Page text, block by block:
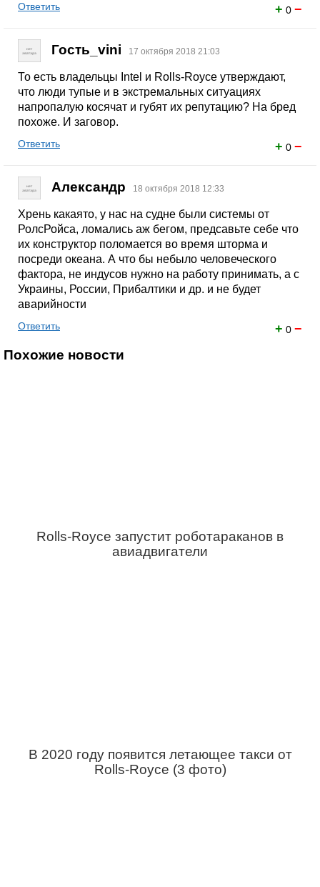
+ 0 −
Ответить
Гость_vini 17 октября 2018 21:03
То есть владельцы Intel и Rolls-Royce утверждают,
что люди тупые и в экстремальных ситуациях
напропалую косячат и губят их репутацию? На бред
похоже. И заговор.
+ 0 −
Ответить
Александр 18 октября 2018 12:33
Хрень какаято, у нас на судне были системы от
РолсРойса, ломались аж бегом, предсавьте себе что
их конструктор поломается во время шторма и
посреди океана. А что бы небыло человеческого
фактора, не индусов нужно на работу принимать, а с
Украины, России, Прибалтики и др. и не будет
аварийности
+ 0 −
Ответить
Похожие новости
Rolls-Royce запустит роботараканов в
авиадвигатели
В 2020 году появится летающее такси от
Rolls-Royce (3 фото)